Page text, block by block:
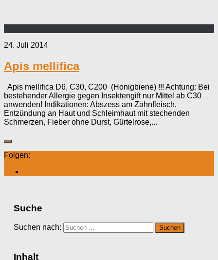
24. Juli 2014
Apis mellifica
Apis mellifica D6, C30, C200 (Honigbiene) !!! Achtung: Bei
bestehender Allergie gegen Insektengift nur Mittel ab C30
anwenden! Indikationen: Abszess am Zahnfleisch,
Entzündung an Haut und Schleimhaut mit stechenden
Schmerzen, Fieber ohne Durst, Gürtelrose,...
Folgen:
Suche
Suchen nach:
Inhalt